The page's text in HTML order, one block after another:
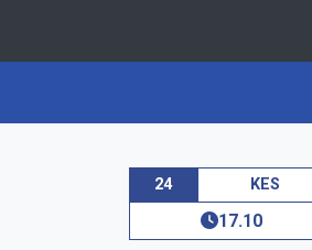
24 KES
17.10